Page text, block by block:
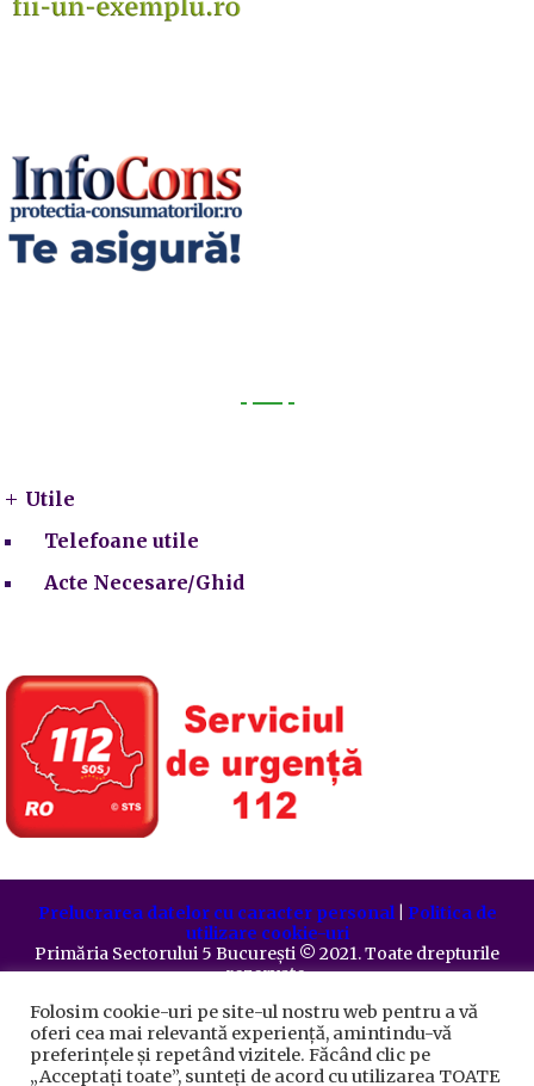
Utile
Telefoane utile
Acte Necesare/Ghid
Prelucrarea datelor cu caracter personal| Politica de
utilizare cookie-uri
Primăria Sectorului 5 București ©️ 2021. Toate drepturile
rezervate.
Folosim cookie-uri pe site-ul nostru web pentru a vă
oferi cea mai relevantă experiență, amintindu-vă
preferințele și repetând vizitele. Făcând clic pe
„Acceptați toate”, sunteți de acord cu utilizarea TOATE